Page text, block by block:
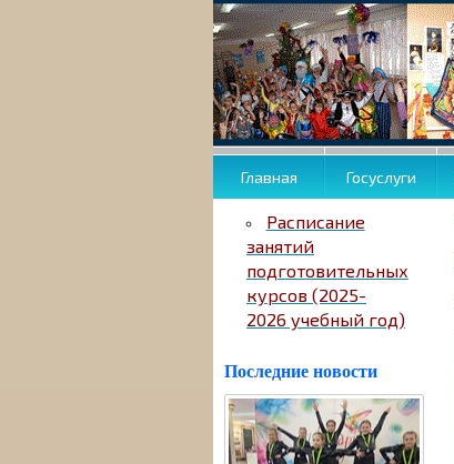
Главная Госуслуги
Расписание
занятий
подготовительных
курсов (2025-
2026 учебный год)
Последние новости